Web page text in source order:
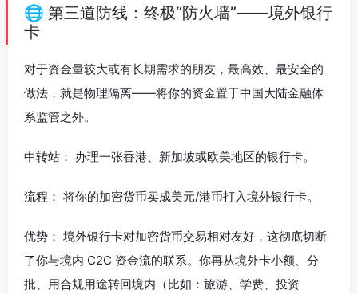
🌐 第三道防线：终极“防火墙”——境外银行
卡
对于资金量较大或有长期需求的朋友，最高效、最安全的
做法，就是物理隔离——将你的资金置于中国大陆金融体
系监管之外。
中转站： 办理一张香港、新加坡或欧美地区的银行卡。
流程： 将你的加密货币卖成美元/港币打入境外银行卡。
优势： 境外银行卡对加密货币交易相对友好，这彻底切断
了你与境内 C2C 资金流的联系。你再从境外卡小额、分
批、用合规用途转回境内（比如：旅游、学费、投资